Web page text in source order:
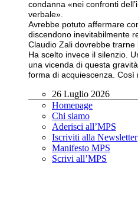
condanna «nei confronti
verbale».
Avrebbe potuto affermare
discendono inevitabilmente
Claudio Zali dovrebbe trarne
Ha scelto invece il silenzio.
una vicenda di questa
forma di acquiescenza. Così
26 Luglio 2026
Homepage
Chi siamo
Aderisci all’MPS
Iscriviti alla Newsletter
Manifesto MPS
Scrivi all’MPS